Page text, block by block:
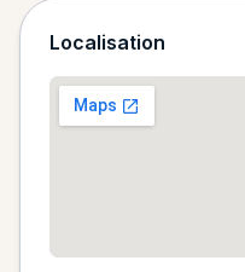
Localisation